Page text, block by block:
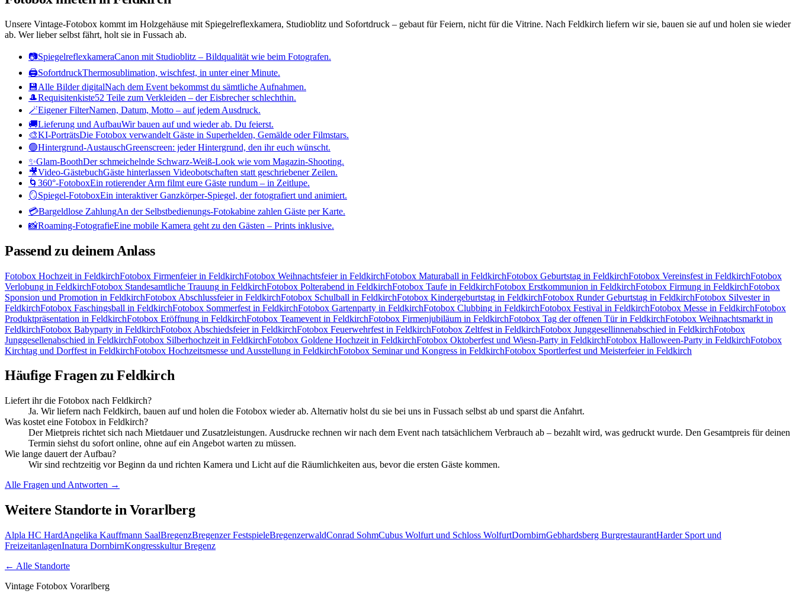
Unsere Vintage-Fotobox kommt im Holzgehäuse mit Spiegelreflexkamera, Studioblitz und Sofortdruck – gebaut für Feiern, nicht für die Vitrine. Nach Feldkirch liefern wir sie, bauen sie auf und holen sie wieder
ab. Wer lieber selbst fährt, holt sie in Fussach ab.
📷SpiegelreflexkameraCanon mit Studioblitz – Bildqualität wie beim Fotografen.
🖨️SofortdruckThermosublimation, wischfest, in unter einer Minute.
💾Alle Bilder digitalNach dem Event bekommst du sämtliche Aufnahmen.
🎩Requisitenkiste52 Teile zum Verkleiden – der Eisbrecher schlechthin.
🪄Eigener FilterNamen, Datum, Motto – auf jedem Ausdruck.
🚚Lieferung und AufbauWir bauen auf und wieder ab. Du feierst.
🎨KI-PorträtsDie Fotobox verwandelt Gäste in Superhelden, Gemälde oder Filmstars.
🟢Hintergrund-AustauschGreenscreen: jeder Hintergrund, den ihr euch wünscht.
✨Glam-BoothDer schmeichelnde Schwarz-Weiß-Look wie vom Magazin-Shooting.
🎥Video-GästebuchGäste hinterlassen Videobotschaften statt geschriebener Zeilen.
🌀 360°-FotoboxEin rotierender Arm filmt eure Gäste rundum – in Zeitlupe.
🪞Spiegel-FotoboxEin interaktiver Ganzkörper-Spiegel, der fotografiert und animiert.
💳Bargeldlose ZahlungAn der Selbstbedienungs-Fotokabine zahlen Gäste per Karte.
📸Roaming-FotografieEine mobile Kamera geht zu den Gästen – Prints inklusive.
Passend zu deinem Anlass
Fotobox Hochzeit in FeldkirchFotobox Firmenfeier in FeldkirchFotobox Weihnachtsfeier in FeldkirchFotobox Maturaball in FeldkirchFotobox Geburtstag in FeldkirchFotobox Vereinsfest in FeldkirchFotobox
Verlobung in FeldkirchFotobox Standesamtliche Trauung in FeldkirchFotobox Polterabend in FeldkirchFotobox Taufe in FeldkirchFotobox Erstkommunion in FeldkirchFotobox Firmung in FeldkirchFotobox
Sponsion und Promotion in FeldkirchFotobox Abschlussfeier in FeldkirchFotobox Schulball in FeldkirchFotobox Kindergeburtstag in FeldkirchFotobox Runder Geburtstag in FeldkirchFotobox Silvester in
FeldkirchFotobox Faschingsball in FeldkirchFotobox Sommerfest in FeldkirchFotobox Gartenparty in FeldkirchFotobox Clubbing in FeldkirchFotobox Festival in FeldkirchFotobox Messe in FeldkirchFotobox
Produktpräsentation in FeldkirchFotobox Eröffnung in FeldkirchFotobox Teamevent in FeldkirchFotobox Firmenjubiläum in FeldkirchFotobox Tag der offenen Tür in FeldkirchFotobox Weihnachtsmarkt in
FeldkirchFotobox Babyparty in FeldkirchFotobox Abschiedsfeier in FeldkirchFotobox Feuerwehrfest in FeldkirchFotobox Zeltfest in FeldkirchFotobox Junggesellinnenabschied in FeldkirchFotobox
Junggesellenabschied in FeldkirchFotobox Silberhochzeit in FeldkirchFotobox Goldene Hochzeit in FeldkirchFotobox Oktoberfest und Wiesn-Party in FeldkirchFotobox Halloween-Party in FeldkirchFotobox
Kirchtag und Dorffest in FeldkirchFotobox Hochzeitsmesse und Ausstellung in FeldkirchFotobox Seminar und Kongress in FeldkirchFotobox Sportlerfest und Meisterfeier in Feldkirch
Häufige Fragen zuFeldkirch
Liefert ihr die Fotobox nach Feldkirch?
Ja. Wir liefern nach Feldkirch, bauen auf und holen die Fotobox wieder ab. Alternativ holst du sie bei uns in Fussach selbst ab und sparst die Anfahrt.
Was kostet eine Fotobox in Feldkirch?
Der Mietpreis richtet sich nach Mietdauer und Zusatzleistungen. Ausdrucke rechnen wir nach dem Event nach tatsächlichem Verbrauch ab – bezahlt wird, was gedruckt wurde. Den Gesamtpreis für deinen
Termin siehst du sofort online, ohne auf ein Angebot warten zu müssen.
Wie lange dauert der Aufbau?
Wir sind rechtzeitig vor Beginn da und richten Kamera und Licht auf die Räumlichkeiten aus, bevor die ersten Gäste kommen.
Alle Fragen und Antworten →
Weitere Standorte inVorarlberg
Alpla HC HardAngelika Kauffmann SaalBregenzBregenzer FestspieleBregenzerwaldConrad SohmCubus Wolfurt und Schloss WolfurtDornbirnGebhardsberg BurgrestaurantHarder Sport und
FreizeitanlagenInatura DornbirnKongresskultur Bregenz
← Alle Standorte
Vintage Fotobox Vorarlberg